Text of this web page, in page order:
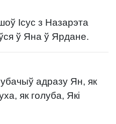
Ісус з Назарэта
ў Яна ў Ярдане.
убачыў адразу Ян, як
як голуба, Які